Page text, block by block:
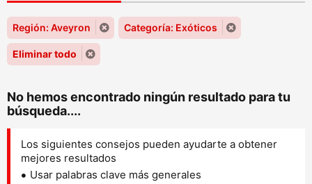
Región: Aveyron Categoría: Exóticos
Eliminar todo
No hemos encontrado ningún resultado para tu
búsqueda....
Los siguientes consejos pueden ayudarte a obtener
mejores resultados
Usar palabras clave más generales